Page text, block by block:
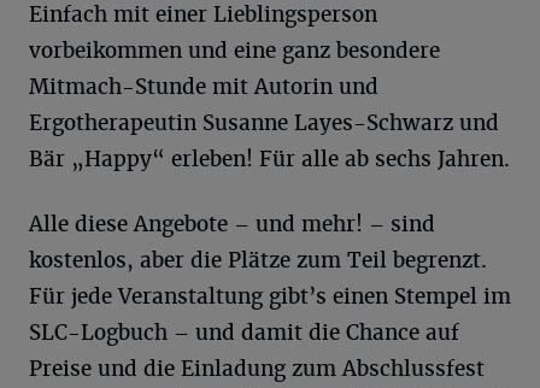
Einfach mit einer Lieblingsperson
vorbeikommen und eine ganz besondere
Mitmach-Stunde mit Autorin und
Ergotherapeutin Susanne Layes-Schwarz und
Bär „Happy“ erleben! Für alle ab sechs Jahren.
Alle diese Angebote – und mehr! – sind
kostenlos, aber die Plätze zum Teil begrenzt.
Für jede Veranstaltung gibt’s einen Stempel im
SLC-Logbuch – und damit die Chance auf
Preise und die Einladung zum Abschlussfest